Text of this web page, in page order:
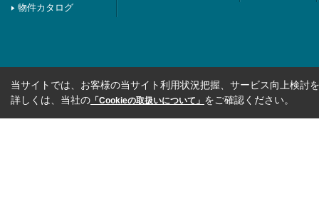
物件カタログ
当サイトでは、お客様の当サイト利用状況把握、サービス向上検討
詳しくは、当社の 「Cookieの取扱いについて」 をご確認ください。